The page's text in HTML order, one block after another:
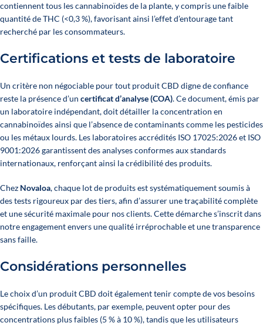
contiennent tous les cannabinoïdes de la plante, y compris une faible
quantité de THC (<0,3 %), favorisant ainsi l’effet d’entourage tant
recherché par les consommateurs.
Certifications et tests de laboratoire
Un critère non négociable pour tout produit CBD digne de confiance
reste la présence d’un certificat d’analyse (COA). Ce document, émis par
un laboratoire indépendant, doit détailler la concentration en
cannabinoïdes ainsi que l’absence de contaminants comme les pesticides
ou les métaux lourds. Les laboratoires accrédités ISO 17025:2026 et ISO
9001:2026 garantissent des analyses conformes aux standards
internationaux, renforçant ainsi la crédibilité des produits.
Chez Novaloa, chaque lot de produits est systématiquement soumis à
des tests rigoureux par des tiers, afin d’assurer une traçabilité complète
et une sécurité maximale pour nos clients. Cette démarche s’inscrit dans
notre engagement envers une qualité irréprochable et une transparence
sans faille.
Considérations personnelles
Le choix d’un produit CBD doit également tenir compte de vos besoins
spécifiques. Les débutants, par exemple, peuvent opter pour des
concentrations plus faibles (5 % à 10 %), tandis que les utilisateurs